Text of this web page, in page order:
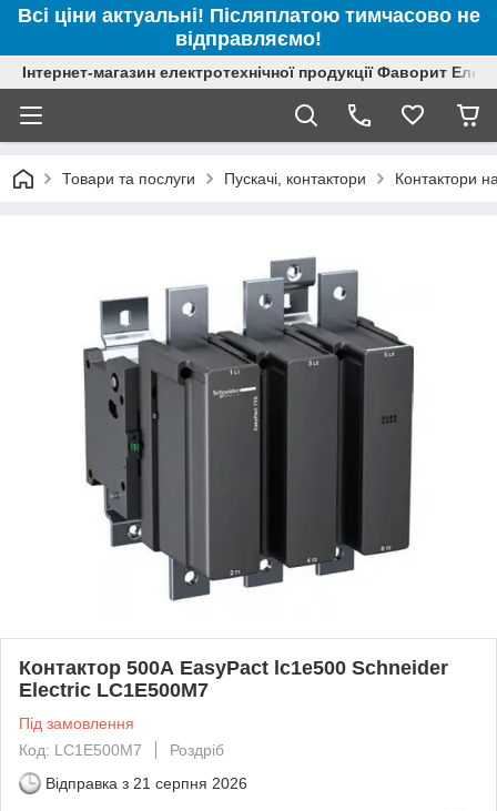
Всі ціни актуальні! Післяплатою тимчасово не
відправляємо!
Інтернет-магазин електротехнічної продукції Фаворит
Товари та послуги Пускачі, контактори Контактори
Контактор 500А EasyPact lc1e500 Schneider
Electric LC1E500M7
Під замовлення
Код: LC1E500M7
Роздріб
Відправка з 21 серпня 2026